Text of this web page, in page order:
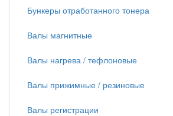
Бункеры отработанного тонера
Валы магнитные
Валы нагрева / тефлоновые
Валы прижимные / резиновые
Валы регистрации